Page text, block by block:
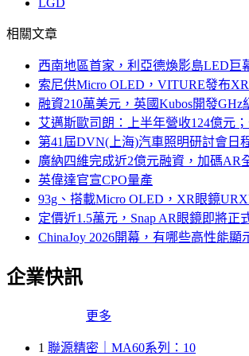
LGD
相關文章
西南地區首家，利亞德煥影島LED巨
索尼供Micro OLED，VITURE發布
融資210萬美元，英國Kubos開發
艾邁斯歐司朗：上半年營收124億元
第41屆DVN(上海)汽車照明研討會日
廣納四維完成近2億元融資，加碼AR
英偉達官宣CPO量產
93g、搭載Micro OLED，XR眼鏡
定價近1.5萬元，Snap AR眼鏡即將正
ChinaJoy 2026開幕，有哪些高性能顯
企業快訊
更多
1 聯源精密｜MA60系列：10